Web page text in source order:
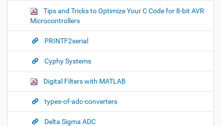
Tips and Tricks to Optimize Your C Code for 8-bit AVR
Microcontrollers
PRINTF2serial
Cyphy Systems
Digital Filters with MATLAB
types-of-adc-converters
Delta Sigma ADC